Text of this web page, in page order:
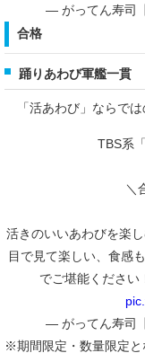
— がってん寿司
合格
踊りあわび軍艦一貫
「活あわび」ならでは
TBS系「
＼
活きのいいあわびを楽
目で見て楽しい、食感
でご堪能ください
— がってん寿司
※期間限定・数量限定